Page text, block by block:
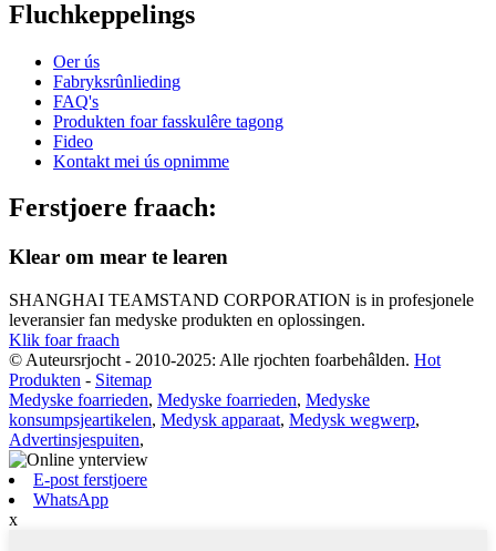
Fluchkeppelings
Oer ús
Fabryksrûnlieding
FAQ's
Produkten foar fasskulêre tagong
Fideo
Kontakt mei ús opnimme
Ferstjoere fraach:
Klear om mear te learen
SHANGHAI TEAMSTAND CORPORATION is in profesjonele
leveransier fan medyske produkten en oplossingen.
Klik foar fraach
© Auteursrjocht - 2010-2025: Alle rjochten foarbehâlden. Hot
Produkten - Sitemap
Medyske foarrieden, Medyske foarrieden, Medyske
konsumpsjeartikelen, Medysk apparaat, Medysk wegwerp,
Advertinsjespuiten,
E-post ferstjoere
WhatsApp
x